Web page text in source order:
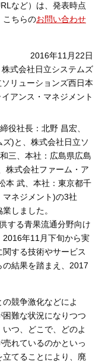
など）は、発表時点
こちらのお問い合わせ
2016年11月22日
株式会社日立システムズ
リューションズ西日本
アンス・マネジメント
役社長：北野 昌宏、
)と、株式会社日立ソ
三、本社：広島県広島
株式会社ファーム・ア
本 武、本社：東京都千
ネジメント)の3社
しました。
する青果流通分野向け
2016年11月下旬から実
する技術やサービス
結果を踏まえ、2017
競争激化などによ
難な状況になりつつ
つ、どこで、どのよ
れているのかといっ
てることにより、廃